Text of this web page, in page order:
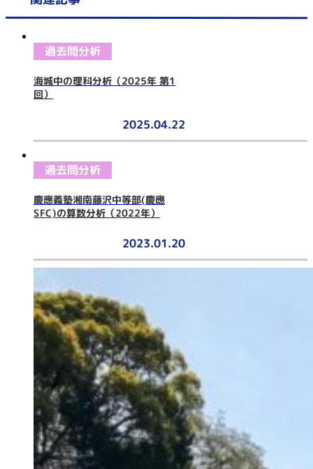
過去問分析
2025.04.22
海城中の理科分析（2025年 第1
回）
過去問分析
2023.01.20
慶應義塾湘南藤沢中等部(慶應
SFC)の算数分析（2022年）